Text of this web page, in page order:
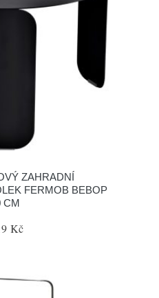
ZAHRADNÍ
FERMOB BEBOP
CM
Kč